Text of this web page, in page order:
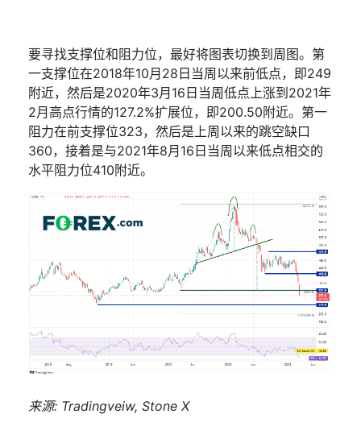
要寻找支撑位和阻力位，最好将图表切换到周图。第
一支撑位在2018年10月 28 日当周以来前低点，即249
附近，然后是2020年3月 16 日当周低点上涨到 2021年
2月高点行情的127.2%扩展位，即200.50附近。第一
阻力在前支撑位323，然后是上周以来的跳空缺口
360，接着是与2021年8月 16 日当周以来低点相交的
水平阻力位410附近。
来源: Tradingveiw, Stone X